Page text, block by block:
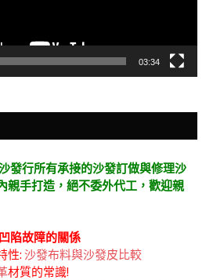
03:34
發行所有承接的沙發訂做與修理沙
手打造，絕不委外代工，歡迎親
陷故障的關係
性: 沙發布料與沙發皮比較
材質的常識!